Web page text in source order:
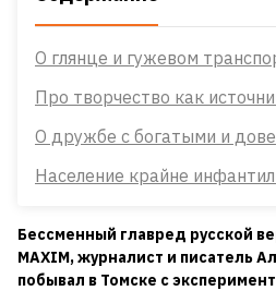
О глянце и гужевом
Про творчество как
О дружбе с богатыми и
Население крайне
Бессменный главред русской
MAXIM, журналист и писатель
побывал в Томске с